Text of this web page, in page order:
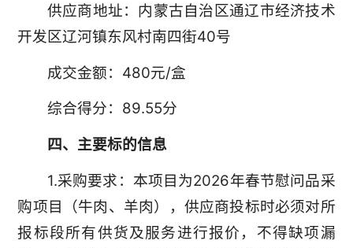
供应商地址：内蒙古自治区通辽市经济技术
开发区辽河镇东风村南四街40号
成交金额：480元/盒
综合得分：89.55分
四、主要标的信息
1.采购要求：本项目为2026年春节慰问品采
购项目（牛肉、羊肉），供应商投标时必须对所
报标段所有供货及服务进行报价，不得缺项漏